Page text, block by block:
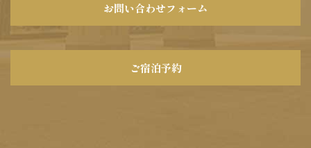
お問い合わせフォーム
ご宿泊予約